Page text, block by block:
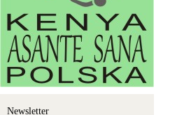
Newsletter